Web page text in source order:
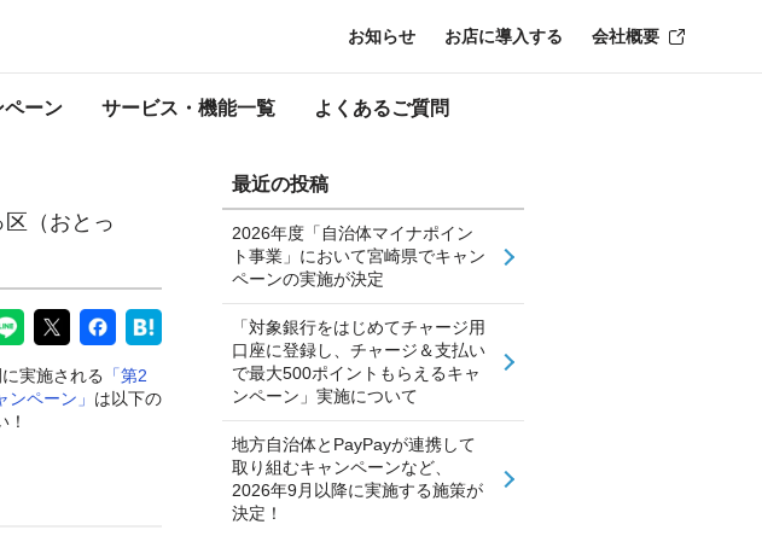
ペーン サービス・機能一覧 よくあるご質問
お知らせ お店に導入する 会社概要
知らせ
（おとっ
実施される
「第2
ペーン」 は以下の
最近の投稿
2026年度「自治体マイナポイン
ト事業」において宮崎県でキャン
ペーンの実施が決定
「対象銀行をはじめてチャージ用
口座に登録し、チャージ＆支払い
で最大500ポイントもらえるキャ
ンペーン」実施について
地方自治体とPayPayが連携して
取り組むキャンペーンなど、
2026年9月以降に実施する施策が
決定！